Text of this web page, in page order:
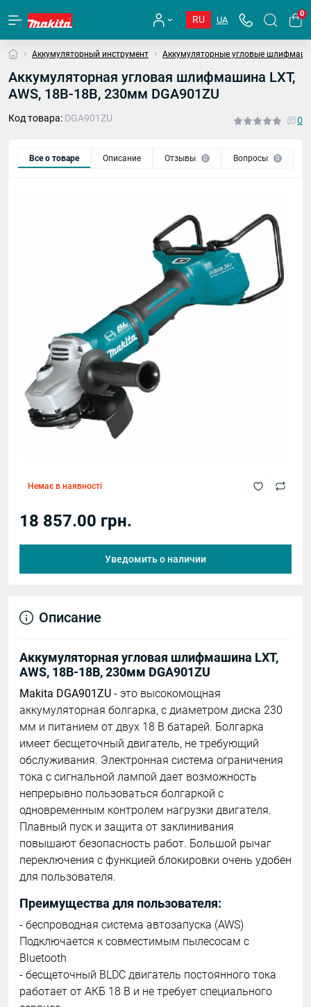
RU UA
0
Аккумуляторный инструмент Аккумуляторные угловые
Аккумуляторная угловая шлифмашина LXT,
AWS, 18В-18В, 230мм DGA901ZU
Код товара: DGA901ZU 0
Все о товаре Описание Отзывы 0 Вопросы 0
Немає в наявності
18 857.00 грн.
Уведомить о наличии
Описание
Аккумуляторная угловая шлифмашина LXT,
AWS, 18В-18В, 230мм DGA901ZU
Makita DGA901ZU - это высокомощная
аккумуляторная болгарка, с диаметром диска 230
мм и питанием от двух 18 В батарей. Болгарка
имеет бесщеточный двигатель, не требующий
обслуживания. Электронная система ограничения
тока с сигнальной лампой дает возможность
непрерывно пользоваться болгаркой с
одновременным контролем нагрузки двигателя.
Плавный пуск и защита от заклинивания
повышают безопасность работ. Большой рычаг
переключения с функцией блокировки очень удобен
для пользователя.
Преимущества для пользователя:
- беспроводная система автозапуска (AWS)
Подключается к совместимым пылесосам с
Bluetooth
- бесщеточный BLDC двигатель постоянного тока
работает от АКБ 18 В и не требует специального